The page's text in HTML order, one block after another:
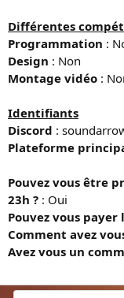
Différentes
Programmation :
Design : Non
Montage vidéo :
Identifiants
Discord :
Plateforme
Pouvez vous être
23h ? : Oui
Pouvez vous
Comment avez
Avez vous un